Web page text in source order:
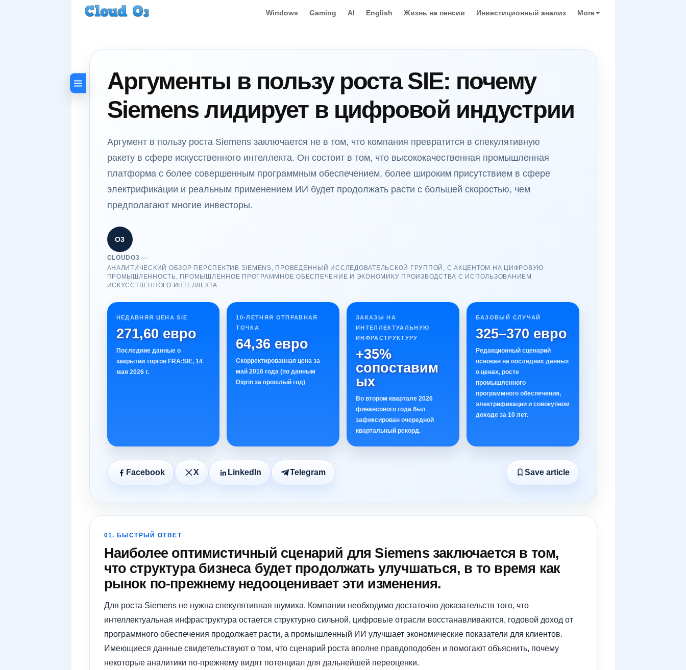
Windows Gaming AI English Жизнь на пенсии Инвестиционный анализ More
Аргументы в пользу роста SIE: почему
Siemens лидирует в цифровой индустрии
Аргумент в пользу роста Siemens заключается не в том, что компания превратится в спекулятивную
ракету в сфере искусственного интеллекта. Он состоит в том, что высококачественная промышленная
платформа с более совершенным программным обеспечением, более широким присутствием в сфере
электрификации и реальным применением ИИ будет продолжать расти с большей скоростью, чем
предполагают многие инвесторы.
О3
CLOUDO3 —
АНАЛИТИЧЕСКИЙ ОБЗОР ПЕРСПЕКТИВ SIEMENS, ПРОВЕДЕННЫЙ ИССЛЕДОВАТЕЛЬСКОЙ ГРУППОЙ, С АКЦЕНТОМ НА ЦИФРОВУЮ
ПРОМЫШЛЕННОСТЬ, ПРОМЫШЛЕННОЕ ПРОГРАММНОЕ ОБЕСПЕЧЕНИЕ И ЭКОНОМИКУ ПРОИЗВОДСТВА С ИСПОЛЬЗОВАНИЕМ
ИСКУССТВЕННОГО ИНТЕЛЛЕКТА.
НЕДАВНЯЯ ЦЕНА SIE
271,60 евро
Последние данные о
закрытии торгов FRA:SIE, 14
мая 2026 г.
10-ЛЕТНЯЯ ОТПРАВНАЯ
ТОЧКА
64,36 евро
Скорректированная цена за
май 2016 года (по данным
Digrin за прошлый год)
ЗАКАЗЫ НА
ИНТЕЛЛЕКТУАЛЬНУЮ
ИНФРАСТРУКТУРУ
+35%
сопоставим
ых
Во втором квартале 2026
финансового года был
зафиксирован очередной
квартальный рекорд.
БАЗОВЫЙ СЛУЧАЙ
325–370 евро
Редакционный сценарий
основан на последних данных
о ценах, росте
промышленного
программного обеспечения,
электрификации и совокупном
доходе за 10 лет.
Facebook X LinkedIn Telegram Save article
01. БЫСТРЫЙ ОТВЕТ
Наиболее оптимистичный сценарий для Siemens заключается в том,
что структура бизнеса будет продолжать улучшаться, в то время как
рынок по-прежнему недооценивает эти изменения.
Для роста Siemens не нужна спекулятивная шумиха. Компании необходимо достаточно доказательств того, что
интеллектуальная инфраструктура остается структурно сильной, цифровые отрасли восстанавливаются, годовой доход от
программного обеспечения продолжает расти, а промышленный ИИ улучшает экономические показатели для клиентов.
Имеющиеся данные свидетельствуют о том, что сценарий роста вполне правдоподобен и помогают объяснить, почему
некоторые аналитики по-прежнему видят потенциал для дальнейшей переоценки.